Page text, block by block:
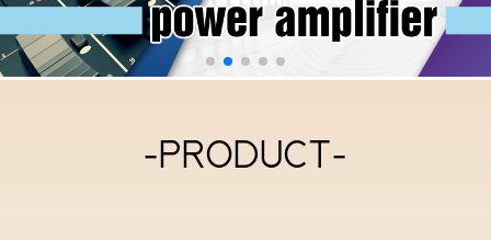
-PRODUCT-